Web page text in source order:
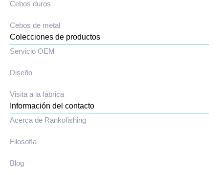
Cebos duros
Cebos de metal
Colecciones de productos
Servicio OEM
Diseño
Visita a la fábrica
Información del contacto
Acerca de Rankofishing
Filosofía
Blog